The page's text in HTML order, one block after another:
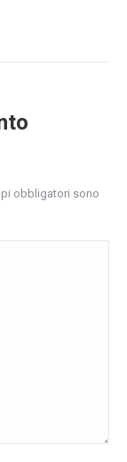
obbligatori sono